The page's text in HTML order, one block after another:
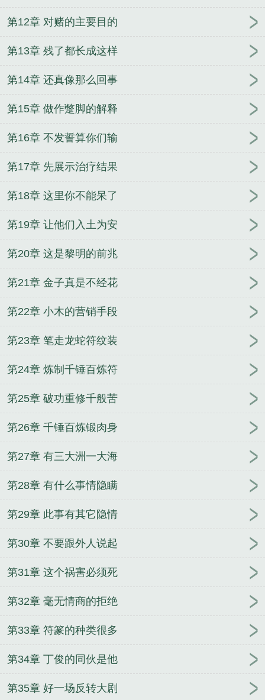
第12章 对赌的主要目的
第13章 残了都长成这样
第14章 还真像那么回事
第15章 做作蹩脚的解释
第16章 不发誓算你们输
第17章 先展示治疗结果
第18章 这里你不能呆了
第19章 让他们入土为安
第20章 这是黎明的前兆
第21章 金子真是不经花
第22章 小木的营销手段
第23章 笔走龙蛇符纹装
第24章 炼制千锤百炼符
第25章 破功重修千般苦
第26章 千锤百炼锻肉身
第27章 有三大洲一大海
第28章 有什么事情隐瞒
第29章 此事有其它隐情
第30章 不要跟外人说起
第31章 这个祸害必须死
第32章 毫无情商的拒绝
第33章 符篆的种类很多
第34章 丁俊的同伙是他
第35章 好一场反转大剧